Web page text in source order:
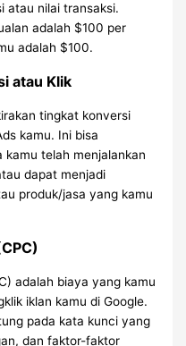
atau nilai transaksi.
adalah $100 per
adalah $100.
atau Klik
tingkat konversi
kamu. Ini bisa
kamu telah menjalankan
dapat menjadi
produk/jasa yang kamu
adalah biaya yang kamu
iklan kamu di Google.
pada kata kunci yang
dan faktor-faktor